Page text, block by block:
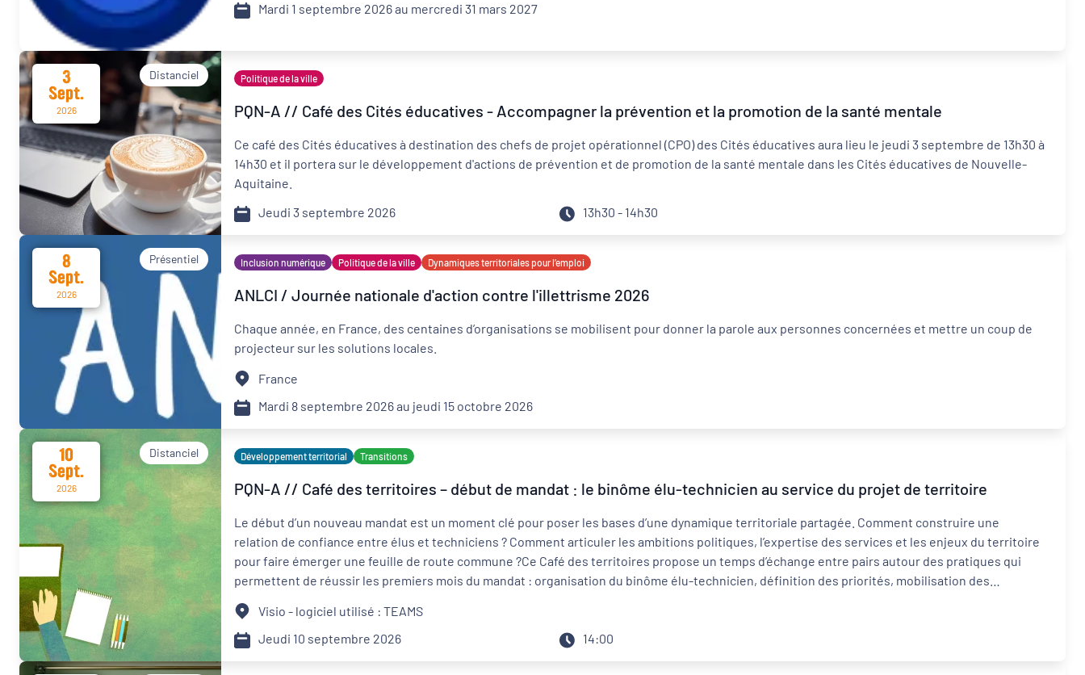
Présentiel Distanciel
Organisateur
PQN-A
Mardi 1 septembre 2026 au mercredi 31 mars 2027
3
Sept.
2026
Distanciel Politique de la ville
PQN-A // Café des Cités éducatives - Accompagner la prévention et la promotion de la santé mentale
Ce café des Cités éducatives à destination des chefs de projet opérationnel (CPO) des Cités éducatives aura lieu le jeudi 3 septembre de 13h30 à
14h30 et il portera sur le développement d'actions de prévention et de promotion de la santé mentale dans les Cités éducatives de Nouvelle-
Aquitaine.
Jeudi 3 septembre 2026
13h30 - 14h30
8
Sept.
2026
Présentiel Inclusion numérique Politique de la ville Dynamiques territoriales pour l’emploi
ANLCI / Journée nationale d'action contre l'illettrisme 2026
Chaque année, en France, des centaines d’organisations se mobilisent pour donner la parole aux personnes concernées et mettre un coup de
projecteur sur les solutions locales.
France
Mardi 8 septembre 2026 au jeudi 15 octobre 2026
10
Sept.
2026
Distanciel Développement territorial Transitions
PQN-A // Café des territoires – début de mandat : le binôme élu-technicien au service du projet de territoire
Le début d’un nouveau mandat est un moment clé pour poser les bases d’une dynamique territoriale partagée. Comment construire une
relation de confiance entre élus et techniciens ? Comment articuler les ambitions politiques, l’expertise des services et les enjeux du territoire
pour faire émerger une feuille de route commune ?Ce Café des territoires propose un temps d’échange entre pairs autour des pratiques qui
permettent de réussir les premiers mois du mandat : organisation du binôme élu-technicien, définition des priorités, mobilisation des
partenaires et articulation avec les démarches de projet, les contrats et les transitions.Un rendez-vous pour partager les expériences,
identifier les points de vigilance et réfléchir collectivement aux conditions nécessaires pour transformer une ambition politique en projet
territorial.
Visio - logiciel utilisé : TEAMS
Jeudi 10 septembre 2026
14:00